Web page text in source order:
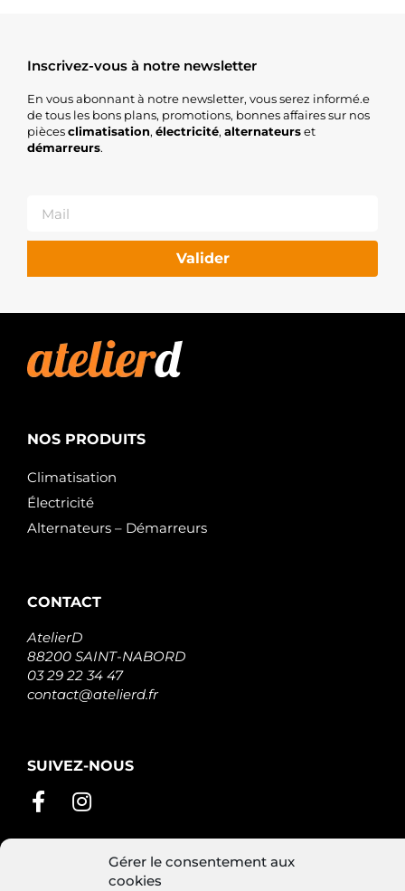
Gérer le consentement aux
cookies
Inscrivez-vous à notre newsletter
En vous abonnant à notre newsletter, vous serez informé.e
de tous les bons plans, promotions, bonnes affaires sur nos
piècesclimatisation, électricité, alternateurset
démarreurs.
Valider
NOS PRODUITS
Climatisation
Électricité
Alternateurs – Démarreurs
CONTACT
AtelierD
88200 SAINT-NABORD
03 29 22 34 47
contact@atelierd.fr
SUIVEZ-NOUS